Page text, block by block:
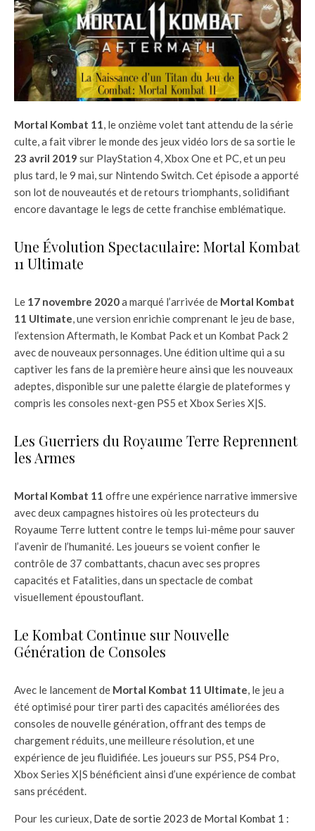
Mortal Kombat 11, le onzième volet tant attendu de la série
culte, a fait vibrer le monde des jeux vidéo lors de sa sortie le
23 avril 2019 sur PlayStation 4, Xbox One et PC, et un peu
plus tard, le 9 mai, sur Nintendo Switch. Cet épisode a apporté
son lot de nouveautés et de retours triomphants, solidifiant
encore davantage le legs de cette franchise emblématique.
Une Évolution Spectaculaire: Mortal Kombat
11 Ultimate
Le 17 novembre 2020a marqué l’arrivée de Mortal Kombat
11 Ultimate, une version enrichie comprenant le jeu de base,
l’extension Aftermath, le Kombat Pack et un Kombat Pack 2
avec de nouveaux personnages. Une édition ultime qui a su
captiver les fans de la première heure ainsi que les nouveaux
adeptes, disponible sur une palette élargie de plateformes y
compris les consoles next-gen PS5 et Xbox Series X|S.
Les Guerriers du Royaume Terre Reprennent
les Armes
Mortal Kombat 11 offre une expérience narrative immersive
avec deux campagnes histoires où les protecteurs du
Royaume Terre luttent contre le temps lui-même pour sauver
l’avenir de l’humanité. Les joueurs se voient confier le
contrôle de 37 combattants, chacun avec ses propres
capacités et Fatalities, dans un spectacle de combat
visuellement époustouflant.
Le Kombat Continue sur Nouvelle
Génération de Consoles
Avec le lancement de Mortal Kombat 11 Ultimate, le jeu a
été optimisé pour tirer parti des capacités améliorées des
consoles de nouvelle génération, offrant des temps de
chargement réduits, une meilleure résolution, et une
expérience de jeu fluidifiée. Les joueurs sur PS5, PS4 Pro,
Xbox Series X|S bénéficient ainsi d’une expérience de combat
sans précédent.
Pour les curieux, Date de sortie 2023 de Mortal Kombat 1 :